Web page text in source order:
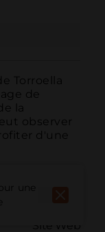
Torroella
de
la
observer
d'une
Site Web
une